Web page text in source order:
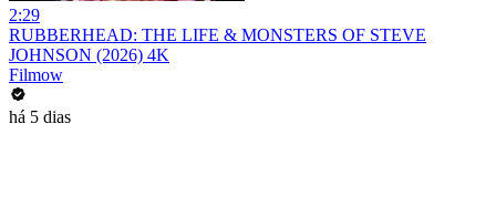
2:29
RUBBERHEAD: THE LIFE & MONSTERS OF STEVE
JOHNSON (2026) 4K
Filmow
há 5 dias